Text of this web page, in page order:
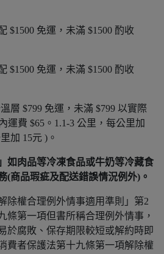
$1500 免運，未滿 $1500 酌收
$1500 免運，未滿 $1500 酌收
層 $799 免運，未滿 $799 以實際
運費 $65。1.1-3 公里，每公里加
加 15元 )。
如肉品等冷凍食品或牛奶等冷藏食
(商品瑕疵及配送錯誤情況例外)。
除權合理例外情事適用準則」第2
條第一項但書所稱合理例外情事，
於腐敗、保存期限較短或解約時即
費者保護法第十九條第一項解除權